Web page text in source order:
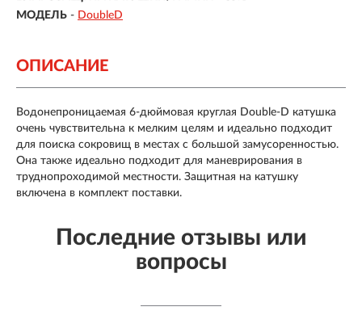
МОДЕЛЬ - DoubleD
ОПИСАНИЕ
Водонепроницаемая 6-дюймовая круглая Double-D катушка
очень чувствительна к мелким целям и идеально подходит
для поиска сокровищ в местах с большой замусоренностью.
Она также идеально подходит для маневрирования в
труднопроходимой местности. Защитная на катушку
включена в комплект поставки.
Последние отзывы или
вопросы